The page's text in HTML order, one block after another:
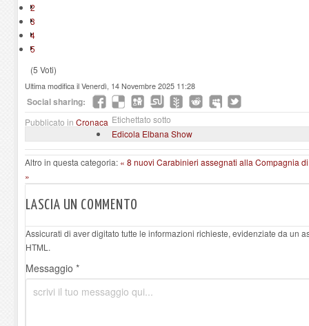
2
3
4
5
(5 Voti)
Ultima modifica il Venerdì, 14 Novembre 2025 11:28
Social sharing:
Pubblicato in Cronaca Etichettato sotto
Edicola Elbana Show
Altro in questa categoria: « 8 nuovi Carabinieri assegnati alla Compagnia
»
LASCIA UN COMMENTO
Assicurati di aver digitato tutte le informazioni richieste, evidenziate da un
HTML.
Messaggio *